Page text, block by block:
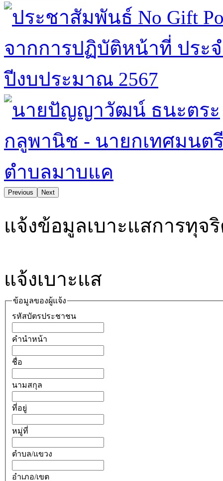
Previous Next
แจ้งข้อมูลเบาะแสการทุจ
แจ้งเบาะแส
ข้อมูลของผู้แจ้ง
รหัสบัตรประชาชน
คำนำหน้า
ชื่อ
นามสกุล
ที่อยู่
หมู่ที่
ตำบล/แขวง
อำเภอ/เขต